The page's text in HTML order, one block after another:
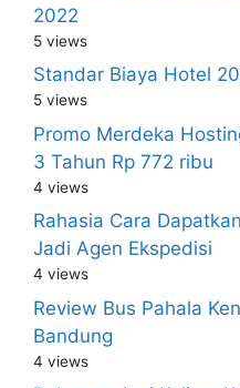
2022
5 views
Standar Biaya Hotel
5 views
Promo Merdeka
3 Tahun Rp 772 ribu
4 views
Rahasia Cara
Jadi Agen Ekspedisi
4 views
Review Bus Pahala
Bandung
4 views